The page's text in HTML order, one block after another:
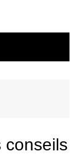
conseils